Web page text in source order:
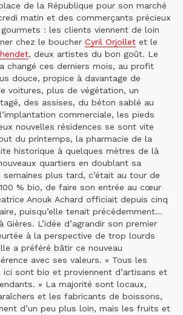
de la République pour son marché
matin et des commerçants précieux
: les clients viennent de loin
chez le boucher Cyril Orjollet et le
, deux artistes du bon goût. Le
changé ces derniers mois, au profit
douce, propice à davantage de
voitures, plus de végétation, un
des assises, du béton sablé au
commerciale, les pieds
nouvelles résidences se sont vite
du printemps, la pharmacie de la
historique à quelques mètres de là
quartiers en doublant sa
semaines plus tard, c’était au tour de
100 % bio, de faire son entrée au cœur
Anouk Achard officiait depuis cinq
puisqu’elle tenait précédemment…
Gières. L’idée d’agrandir son premier
à la perspective de trop lourds
a préféré bâtir ce nouveau
avec ses valeurs. « Tous les
sont bio et proviennent d’artisans et
» La majorité sont locaux,
et les fabricants de boissons,
d’un peu plus loin, mais les fruits et